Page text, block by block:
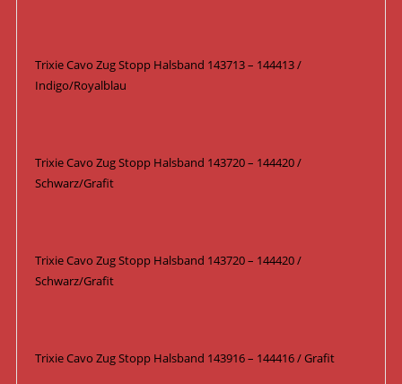
Trixie Cavo Zug Stopp Halsband 143713 – 144413 /
Indigo/Royalblau
Trixie Cavo Zug Stopp Halsband 143720 – 144420 /
Schwarz/Grafit
Trixie Cavo Zug Stopp Halsband 143720 – 144420 /
Schwarz/Grafit
Trixie Cavo Zug Stopp Halsband 143916 – 144416 / Grafit